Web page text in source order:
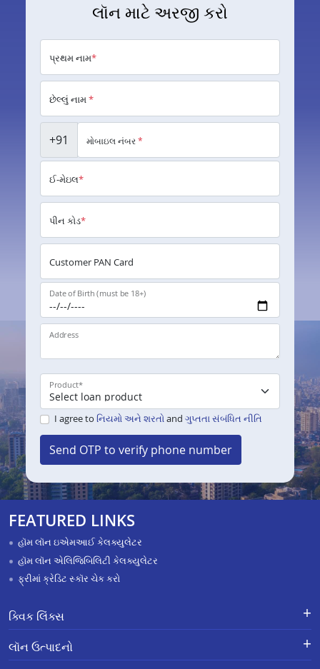
લૉન માટે અરજી કરો
પ્રથમ નામ*
છેલ્લું નામ*
+91 મોબાઇલ નંબર*
ઈ-મેઇલ*
પીન કોડ*
Customer PAN Card
Date of Birth (must be 18+)
Address
Product*
I agree to નિયમો અને શરતોand ગુપ્તતા સંબંધિત નીતિ
Send OTP to verify phone number
FEATURED LINKS
હૉમ લૉન ઇએમઆઈ કેલક્યુલેટર
હૉમ લૉન એલિજિબિલિટી કેલક્યુલેટર
ફ્રીમાં ક્રેડિટ સ્કૉર ચેક કરો
ક્વિક લિંક્સ
લૉન માટે અરજી કરો
APR Calculator
લૉન ઉત્પાદનો